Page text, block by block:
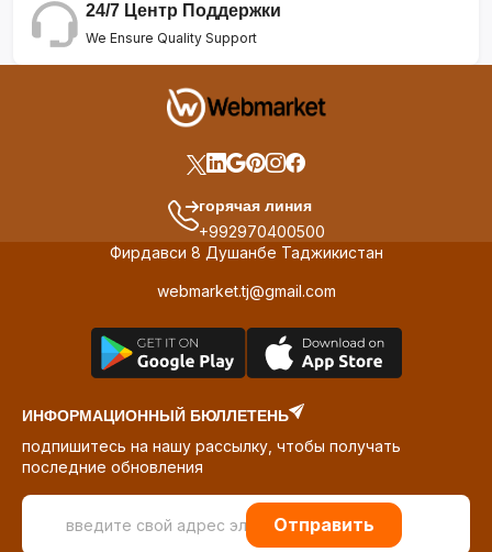
24/7 Центр Поддержки
We Ensure Quality Support
горячая линия
+992970400500
Фирдавси 8 Душанбе Таджикистан
webmarket.tj@gmail.com
ИНФОРМАЦИОННЫЙ БЮЛЛЕТЕНЬ
подпишитесь на нашу рассылку, чтобы получать
последние обновления
Отправить